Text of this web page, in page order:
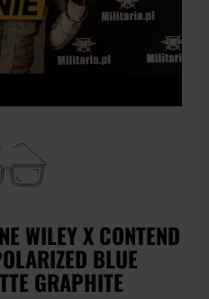
WILEY X CONTEND
BLUE
GRAPHITE